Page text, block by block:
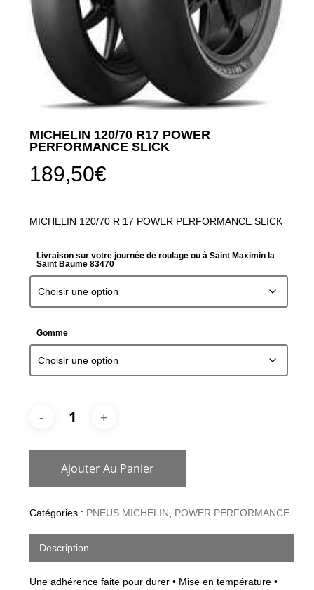
MICHELIN 120/70 R17 POWER
PERFORMANCE SLICK
189,50€
MICHELIN 120/70 R 17 POWER PERFORMANCE SLICK
Livraison sur votre journée de roulage ou à Saint Maximin la
Saint Baume 83470
Gomme
Ajouter Au Panier
Catégories : PNEUS MICHELIN, POWER PERFORMANCE
Description
Une adhérence faite pour durer • Mise en température •